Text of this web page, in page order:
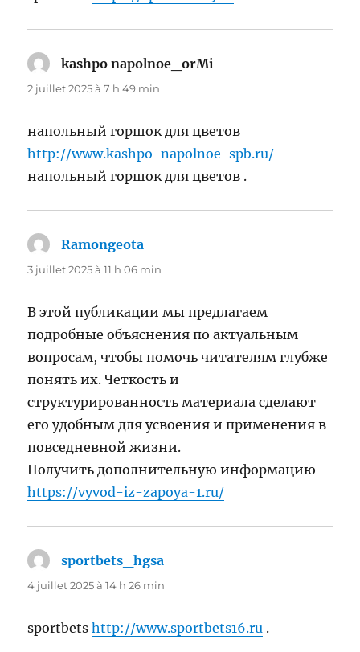
kashpo napolnoe_orMi
2 juillet 2025 à 7 h 49 min
напольный горшок для цветов
http://www.kashpo-napolnoe-spb.ru/ –
напольный горшок для цветов .
Ramongeota
3 juillet 2025 à 11 h 06 min
В этой публикации мы предлагаем
подробные объяснения по актуальным
вопросам, чтобы помочь читателям глубже
понять их. Четкость и
структурированность материала сделают
его удобным для усвоения и применения в
повседневной жизни.
Получить дополнительную информацию –
https://vyvod-iz-zapoya-1.ru/
sportbets_hgsa
4 juillet 2025 à 14 h 26 min
sportbetshttp://www.sportbets16.ru .